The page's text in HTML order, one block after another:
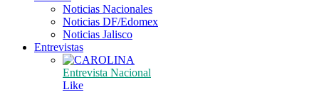
Noticias Nacionales
Noticias DF/Edomex
Noticias Jalisco
Entrevistas
Entrevista Nacional
Like